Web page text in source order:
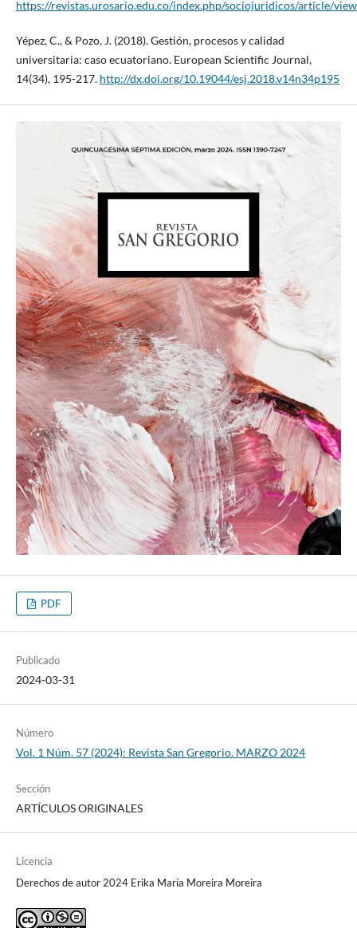
https://revistas.urosario.edu.co/index.php/sociojuridicos/article/
Yépez, C., & Pozo, J. (2018). Gestión, procesos y calidad
universitaria: caso ecuatoriano. European Scientific Journal,
14(34), 195-217. http://dx.doi.org/10.19044/esj.2018.v14n34p195
PDF
Publicado
2024-03-31
Número
Vol. 1 Núm. 57 (2024): Revista San Gregorio. MARZO 2024
Sección
ARTÍCULOS ORIGINALES
Licencia
Derechos de autor 2024 Erika María Moreira Moreira